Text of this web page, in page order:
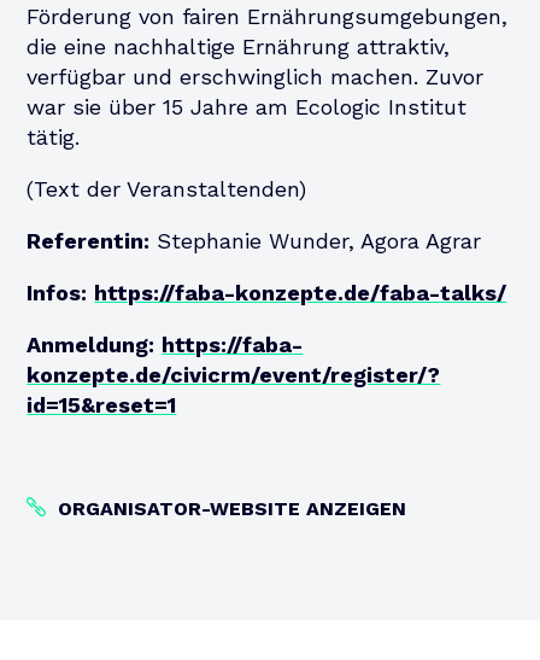
Förderung von fairen Ernährungsumgebungen,
die eine nachhaltige Ernährung attraktiv,
verfügbar und erschwinglich machen. Zuvor
war sie über 15 Jahre am Ecologic Institut
tätig.
(Text der Veranstaltenden)
Referentin: Stephanie Wunder, Agora Agrar
Infos: https://faba-konzepte.de/faba-talks/
Anmeldung: https://faba-
konzepte.de/civicrm/event/register/?
id=15&reset=1
ORGANISATOR-WEBSITE ANZEIGEN